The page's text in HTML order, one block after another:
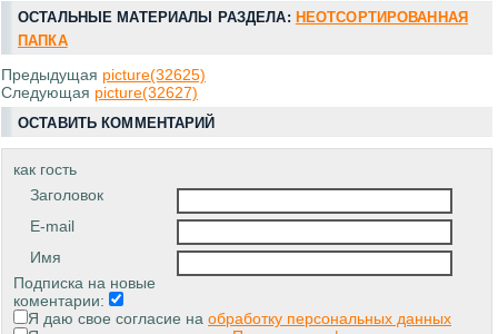
ОСТАЛЬНЫЕ МАТЕРИАЛЫ РАЗДЕЛА: НЕОТСОРТИРОВАННАЯ
ПАПКА
Предыдущая picture(32625)
Следующая picture(32627)
ОСТАВИТЬ КОММЕНТАРИЙ
как гость
Заголовок
E-mail
Имя
Подписка на новые
коментарии:
Я даю свое согласие на обработку персональных данных